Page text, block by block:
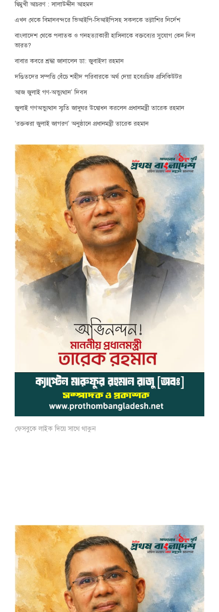
দ্বিমুখী আচরণ : সালাউদ্দীন আহমদ
এখন থেকে বিমানবন্দরে ভিআইপি-সিআইপিসহ সকলকে তল্লাশির নির্দেশ
বাংলাদেশ থেকে পলাতক ও গনহত্যাকারী হাসিনাকে বক্তব্যের সুযোগ কেন দিল
ভারত?
বাবার কবরে শ্রদ্ধা জানালেন ডা: জুবাইদা রহমান
দণ্ডিতদের সম্পত্তি বেঁচে শহীদ পরিবারকে অর্থ দেয়া হবেঃচিফ প্রসিকিউটর
আজ জুলাই গণ-অভ্যুত্থান’ দিবস
জুলাই গণঅভ্যুত্থান স্মৃতি জাদুঘর উদ্বোধন করলেন প্রধানমন্ত্রী তারেক রহমান
‘রক্তঝরা জুলাই জাগরণ’ অনুষ্ঠানে প্রধানমন্ত্রী তারেক রহমান
ফেসবুকে লাইক দিয়ে সাথে থাকুন